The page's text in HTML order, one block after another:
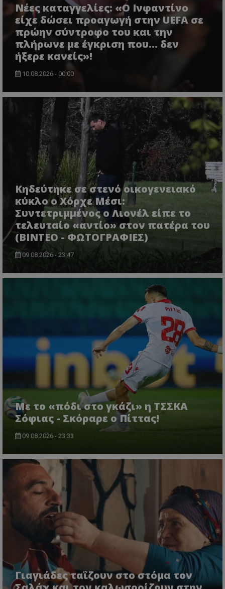
Νέες καταγγελίες: «Ο Ινφαντίνο
είχε δώσει προαγωγή στην UEFA σε
πρώην σύντροφο του και την
πλήρωνε με έγκριση που... δεν
ήξερε κανείς»!
10.08.2026 - 00:00
Κηδεύτηκε σε στενό οικογενειακό
κύκλο ο Χόρχε Μέσι:
Συντετριμμένος ο Λιονέλ είπε το
τελευταίο «αντίο» στον πατέρα του
(ΒΙΝΤΕΟ - ΦΩΤΟΓΡΑΦΙΕΣ)
09.08.2026 - 23:47
Με το «πόδι στο γκάζι» η ΤΣΣΚΑ
Σόφιας - Σκόραρε ο Πίττας!
09.08.2026 - 23:33
Γιαγιάδες ταΐζουν στο στόμα τον